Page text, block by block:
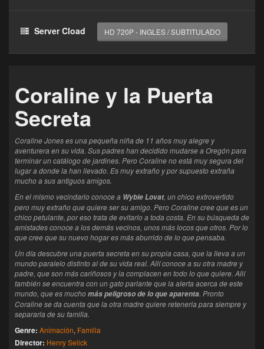
El acceso expira en 1 hora
Server Cload HD 720P - INGLES / SUBTITULADO
Coraline y la Puerta
Secreta
Coraline Jones es una pequeña niña de 11 años muy alegre y
aventurera en su vida. Sus padres han decidido mudarse a Oregón para
terminar un catálogo de jardines. Pero Coraline no está muy segura del
lugar a donde la han llevado. Es muy extraño y por supuesto extraña
mucho a sus antiguos amigos.
En el mismo vecindario conoce a Wybie Lovat, un chico extrovertido
pero muy extraño que quiere ser su amigo. Pero Coraline cree que es un
chico petulante, por eso trata de evitarlo a toda costa. En su búsqueda de
amistades conoce a los demás vecinos, unos más locos que otros. Por lo
que cree que su nuevo hogar es más aburrido de lo que pensaba.
Un día descubre una puerta secreta en su propia casa, que la lleva a un
mundo paralelo distinto al de su vida real. Allí conoce a su otra madre y
padre, que son más cariñosos y la complacen en todo lo que quiere. Allí
también se encuentra con un gato parlante que la alerta acerca de este
mundo, que es muchomás peligroso de lo que aparenta. Pronto
Coraline se da cuenta que la otra madre quiere retenerla para siempre y
separarla de su familia.
Genre: Animación, Familia
Director: Henry Selick